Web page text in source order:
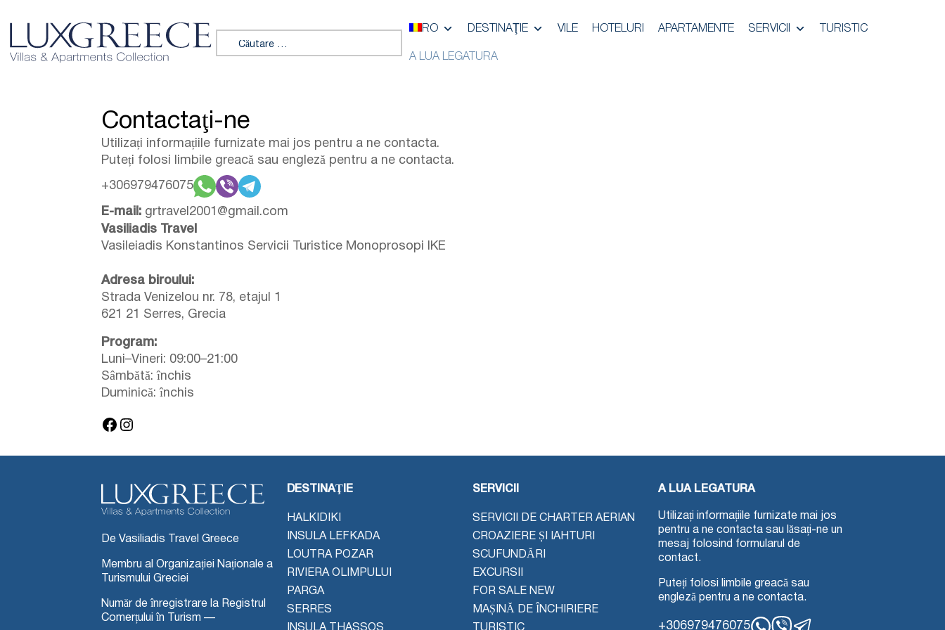
Caută:
RO DESTINAŢIE VILE HOTELURI APARTAMENTE SERVICII TURISTIC
A LUA LEGATURA
Contactaţi-ne
Utilizați informațiile furnizate mai jos pentru a ne contacta.
Puteți folosi limbile greacă sau engleză pentru a ne contacta.
+306979476075
E-mail: grtravel2001@gmail.com
Vasiliadis Travel
Vasileiadis Konstantinos Servicii Turistice Monoprosopi IKE
Adresa biroului:
Strada Venizelou nr. 78, etajul 1
621 21 Serres, Grecia
Program:
Luni–Vineri: 09:00–21:00
Sâmbătă: închis
Duminică: închis
Facebook
Instagram
De Vasiliadis Travel Greece
Membru al Organizației Naționale a
Turismului Greciei
Număr de înregistrare la Registrul
Comerțului în Turism —
DESTINAŢIE
HALKIDIKI
INSULA LEFKADA
LOUTRA POZAR
RIVIERA OLIMPULUI
PARGA
SERRES
INSULA THASSOS
SERVICII
SERVICII DE CHARTER AERIAN
CROAZIERE ȘI IAHTURI
SCUFUNDĂRI
EXCURSII
FOR SALE NEW
MAȘINĂ DE ÎNCHIRIERE
TURISTIC
A LUA LEGATURA
Utilizați informațiile furnizate mai jos
pentru a ne contacta sau lăsați-ne un
mesaj folosind formularul de
contact.
Puteți folosi limbile greacă sau
engleză pentru a ne contacta.
+306979476075